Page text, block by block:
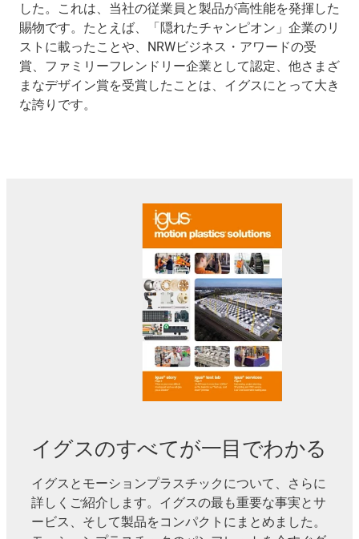
した。これは、当社の従業員と製品が高性能を発揮した
賜物です。たとえば、「隠れたチャンピオン」企業のリ
ストに載ったことや、NRWビジネス・アワードの受
賞、ファミリーフレンドリー企業として認定、他さまざ
まなデザイン賞を受賞したことは、イグスにとって大き
な誇りです。
イグスのすべてが一目でわかる
イグスとモーションプラスチックについて、さらに
詳しくご紹介します。イグスの最も重要な事実とサ
ービス、そして製品をコンパクトにまとめました。